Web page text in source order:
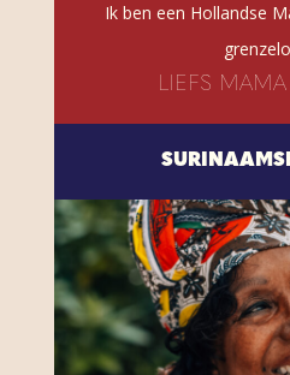
Ik ben een Hollandse
LIEFS